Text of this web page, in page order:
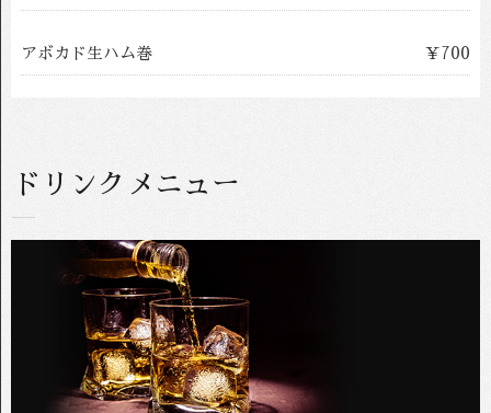
アボカド生ハム巻 ￥700
ドリンクメニュー